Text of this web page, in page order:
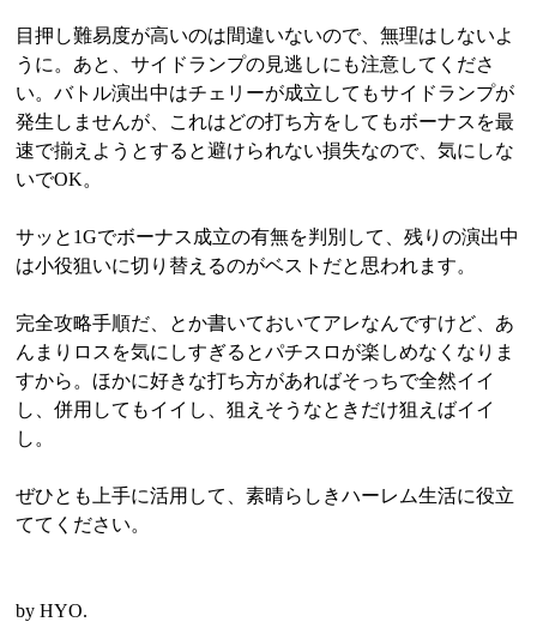
目押し難易度が高いのは間違いないので、無理はしないよ
うに。あと、サイドランプの見逃しにも注意してくださ
い。バトル演出中はチェリーが成立してもサイドランプが
発生しませんが、これはどの打ち方をしてもボーナスを最
速で揃えようとすると避けられない損失なので、気にしな
いでOK。
サッと1Gでボーナス成立の有無を判別して、残りの演出中
は小役狙いに切り替えるのがベストだと思われます。
完全攻略手順だ、とか書いておいてアレなんですけど、あ
んまりロスを気にしすぎるとパチスロが楽しめなくなりま
すから。ほかに好きな打ち方があればそっちで全然イイ
し、併用してもイイし、狙えそうなときだけ狙えばイイ
し。
ぜひとも上手に活用して、素晴らしきハーレム生活に役立
ててください。
by HYO.